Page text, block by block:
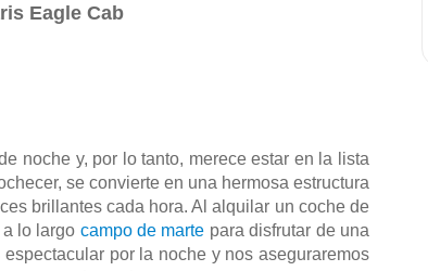
Eagle Cab
noche y, por lo tanto, merece estar en la lista
se convierte en una hermosa estructura
brillantes cada hora. Al alquilar un coche de
lo largo campo de marte para disfrutar de una
por la noche y nos aseguraremos